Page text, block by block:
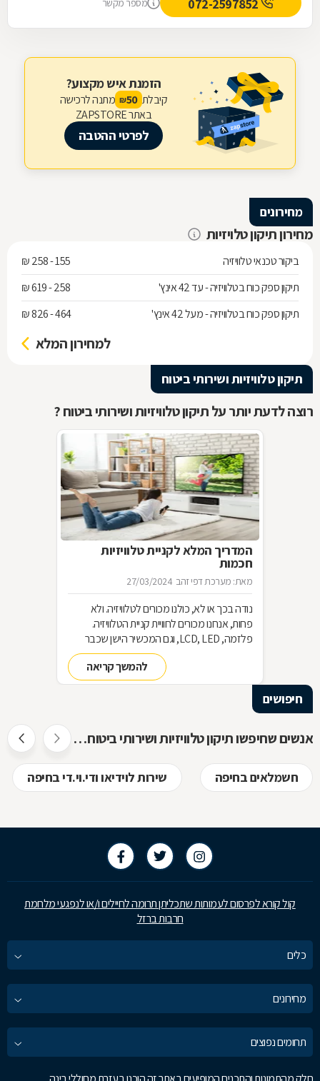
מספר מקשר
הזמנת איש מקצוע?
קיבלת 50
₪ מתנה לרכישה
באתר ZAPSTORE
לפרטי ההטבה
מחירונים
מחירון תיקון טלויזיות
ביקור טכנאי טלוויזיה
155 - 258 ₪
תיקון ספק כוח בטלוויזיה - עד 42 אינץ'
258 - 619 ₪
תיקון ספק כוח בטלוויזיה - מעל 42 אינץ'
464 - 826 ₪
למחירון המלא
תיקון טלוויזיות ושירותי ביטוח
רוצה לדעת יותר על תיקון טלוויזיות ושירותי ביטוח ?
המדריך המלא לקניית טלוויזיות
חכמות
מאת: מערכת דפי זהב 27/03/2024
נודה בכך או לא, כולנו מכורים לטלוויזיה. ולא
פחות, אנחנו מכורים לחוויית קניית הטלוויזיה.
פלזמה, LCD, LED, וגם המכשיר הישן שכבר
שכחנו את שמו. כל כך הרבה אפשרויות וכל כך
מעט זמן. אז בשביל זה אנחנו כאןלהמשך קריאה
חיפושים
אנשים שחיפשו תיקון טלוויזיות ושירותי ביטוח חיפשו גם
חשמלאים בחיפה שירות לוידיאו ודי.וי.די בחיפה
קול קורא לפרסום לעמותות שתכליתן תרומה לחיילים ו/או לנפגעי מלחמת
חרבות ברזל
כלים
מחירונים
תחומים נפוצים